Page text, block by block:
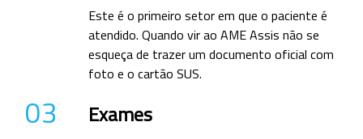
Este é o primeiro setor em que o paciente é
atendido. Quando vir ao AME Assis não se
esqueça de trazer um documento oficial com
foto e o cartão SUS.
03 Exames